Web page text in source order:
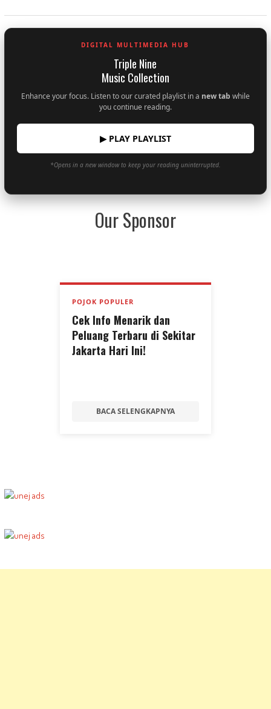
DIGITAL MULTIMEDIA HUB
Triple Nine
Music Collection
Enhance your focus. Listen to our curated playlist in a new tab while
you continue reading.
▶ PLAY PLAYLIST
*Opens in a new window to keep your reading uninterrupted.
Our Sponsor
POJOK POPULER
Cek Info Menarik dan
Peluang Terbaru di Sekitar
Jakarta Hari Ini!
BACA SELENGKAPNYA